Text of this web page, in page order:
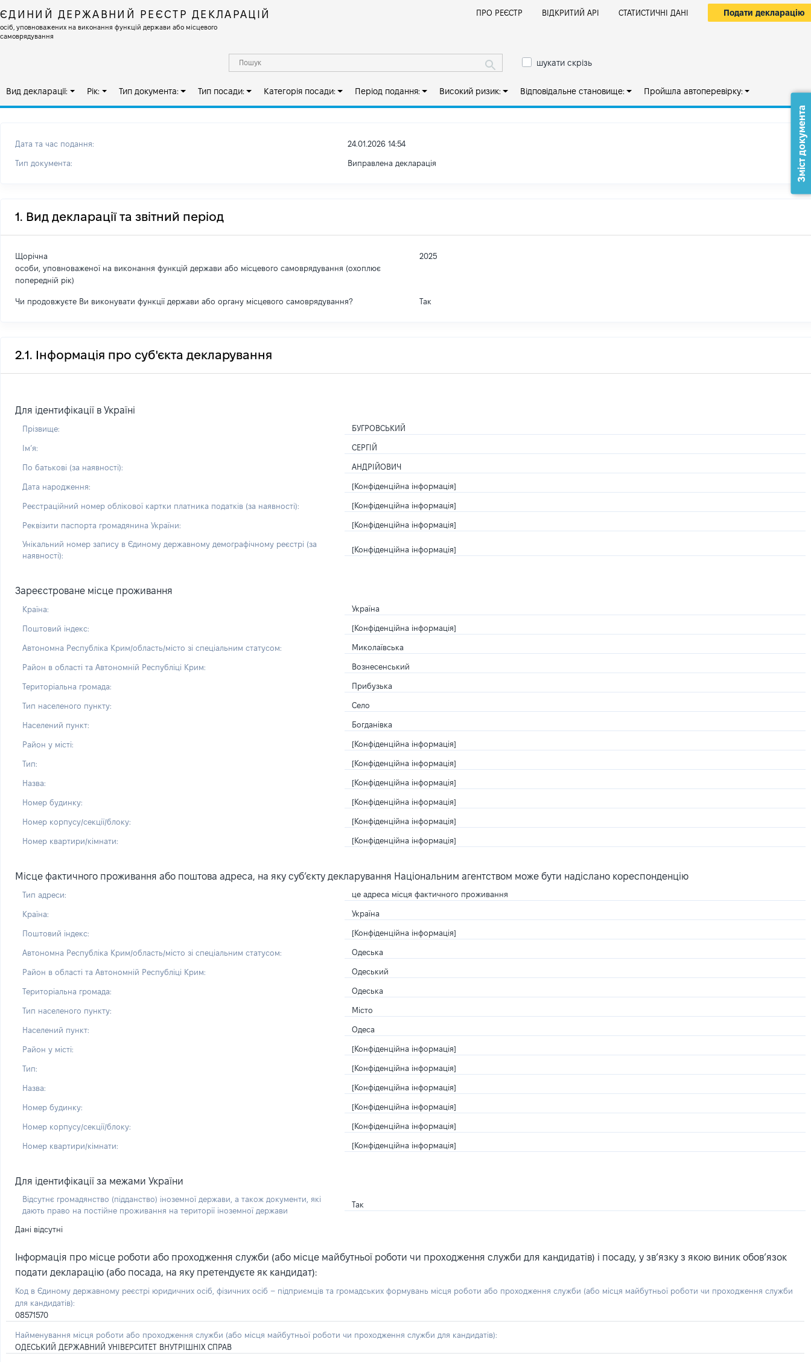
ЄДИНИЙ ДЕРЖАВНИЙ РЕЄСТР ДЕКЛАРАЦІЙ
осіб, уповноважених на виконання функцій держави або місцевого
самоврядування
ПРО РЕЄСТР ВІДКРИТИЙ АРІ СТАТИСТИЧНІ ДАНІ Подати декларацію
шукати скрізь
Вид декларації: Рік: Тип документа: Тип посади: Категорія посади: Період подання: Високий ризик: Відповідальне становище: Пройшла автоперевірку:
Дата та час подання: 24.01.2026 14:54
Тип документа: Виправлена декларація
1. Вид декларації та звітний період
Щорічна
особи, уповноваженої на виконання функцій держави або місцевого самоврядування (охоплює
попередній рік)
2025
Чи продовжуєте Ви виконувати функції держави або органу місцевого самоврядування? Так
2.1. Інформація про суб'єкта декларування
Для ідентифікації в Україні
Прізвище: БУГРОВСЬКИЙ
Імʼя: СЕРГІЙ
По батькові (за наявності): АНДРІЙОВИЧ
Дата народження: [Конфіденційна інформація]
Реєстраційний номер облікової картки платника податків (за наявності): [Конфіденційна інформація]
Реквізити паспорта громадянина України: [Конфіденційна інформація]
Унікальний номер запису в Єдиному державному демографічному реєстрі (за
наявності):
[Конфіденційна інформація]
Зареєстроване місце проживання
Країна: Україна
Поштовий індекс: [Конфіденційна інформація]
Автономна Республіка Крим/область/місто зі спеціальним статусом: Миколаївська
Район в області та Автономній Республіці Крим: Вознесенський
Територіальна громада: Прибузька
Тип населеного пункту: Село
Населений пункт: Богданівка
Район у місті: [Конфіденційна інформація]
Тип: [Конфіденційна інформація]
Назва: [Конфіденційна інформація]
Номер будинку: [Конфіденційна інформація]
Номер корпусу/секції/блоку: [Конфіденційна інформація]
Номер квартири/кімнати: [Конфіденційна інформація]
Місце фактичного проживання або поштова адреса, на яку суб’єкту декларування Національним агентством може бути надіслано кореспонденцію
Тип адреси: це адреса місця фактичного проживання
Країна: Україна
Поштовий індекс: [Конфіденційна інформація]
Автономна Республіка Крим/область/місто зі спеціальним статусом: Одеська
Район в області та Автономній Республіці Крим: Одеський
Територіальна громада: Одеська
Тип населеного пункту: Місто
Населений пункт: Одеса
Район у місті: [Конфіденційна інформація]
Тип: [Конфіденційна інформація]
Назва: [Конфіденційна інформація]
Номер будинку: [Конфіденційна інформація]
Номер корпусу/секції/блоку: [Конфіденційна інформація]
Номер квартири/кімнати: [Конфіденційна інформація]
Для ідентифікації за межами України
Відсутнє громадянство (підданство) іноземної держави, а також документи, які
дають право на постійне проживання на території іноземної держави
Так
Дані відсутні
Інформація про місце роботи або проходження служби (або місце майбутньої роботи чи проходження служби для кандидатів) і посаду, у зв’язку з якою виник обов’язок
подати декларацію (або посада, на яку претендуєте як кандидат):
Код в Єдиному державному реєстрі юридичних осіб, фізичних осіб – підприємців та громадських формувань місця роботи або проходження служби (або місця майбутньої роботи чи проходження служби
для кандидатів):
08571570
Найменування місця роботи або проходження служби (або місця майбутньої роботи чи проходження служби для кандидатів):
ОДЕСЬКИЙ ДЕРЖАВНИЙ УНІВЕРСИТЕТ ВНУТРІШНІХ СПРАВ
Зміст документа